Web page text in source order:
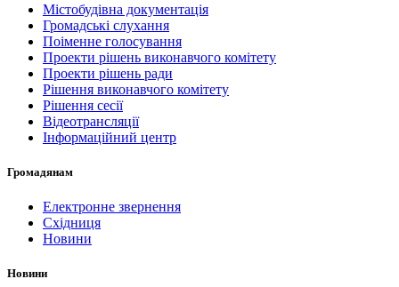
Містобудівна документація
Громадські слухання
Поіменне голосування
Проекти рішень виконавчого комітету
Проекти рішень ради
Рішення виконавчого комітету
Рішення сесії
Відеотрансляції
Інформаційний центр
Громадянам
Електронне звернення
Східниця
Новини
Новини